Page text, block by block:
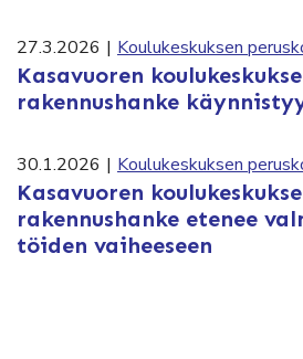
27.3.2026 | Koulukeskuksen
Kasavuoren
rakennushanke
30.1.2026 | Koulukeskuksen
Kasavuoren
rakennushanke etenee
töiden vaiheeseen